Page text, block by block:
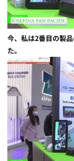
今、私は2番目の製
た。